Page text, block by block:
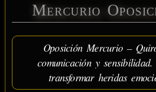
Mercurio
Oposición Mercurio –
comunicación y
transformar heridas